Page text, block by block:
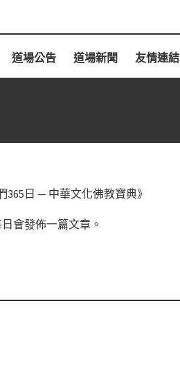
道場公告 道場新聞 友情連結
日 — 中華文化佛教寶典》
會發佈一篇文章。